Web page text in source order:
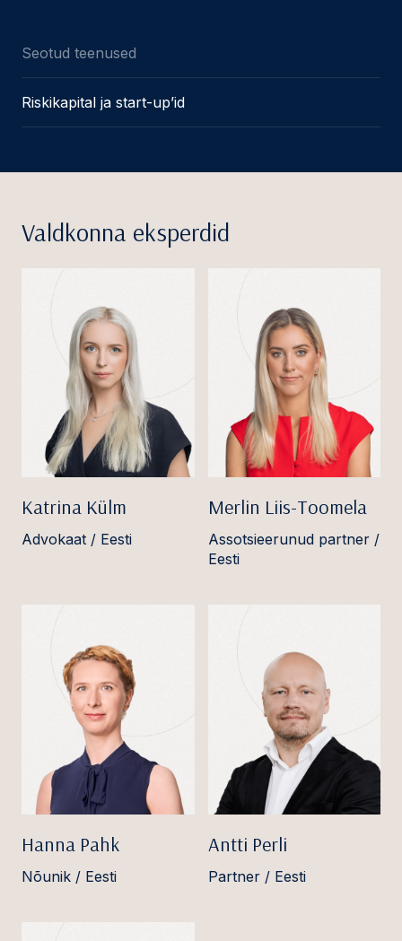
Seotud teenused
Riskikapital ja start-up’id
Valdkonna eksperdid
Katrina Külm
Advokaat / Eesti
Merlin Liis-Toomela
Assotsieerunud partner /
Eesti
Hanna Pahk
Nõunik / Eesti
Antti Perli
Partner / Eesti